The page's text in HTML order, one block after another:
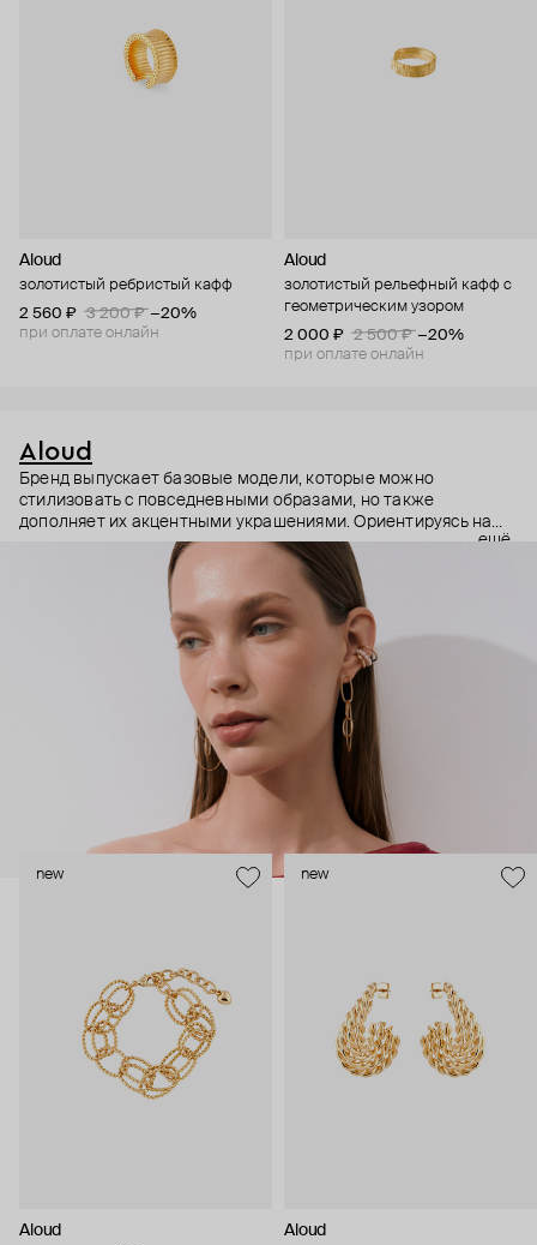
Aloud
золотистый ребристый кафф
2 560 ₽
3 200 ₽ −20%
при оплате онлайн
Aloud
золотистый рельефный кафф с
геометрическим узором
2 000 ₽
2 500 ₽ −20%
при оплате онлайн
Aloud
Бренд выпускает базовые модели, которые можно
стилизовать с повседневными образами, но также
дополняет их акцентными украшениями. Ориентируясь на
долгосрочные тренды, вдохновляясь культурой, искусством и
людьми, Aloud показывает коллекции несколько раз в год. А
в названии бренда зашифрован призыв слушать внутренний
голос и транслировать его через украшения.
ещё
new
Aloud
new
Aloud